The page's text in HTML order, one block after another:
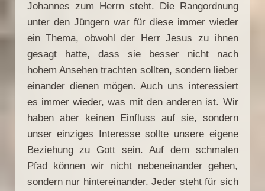
Johannes zum Herrn steht. Die Rangordnung
unter den Jüngern war für diese immer wieder
ein Thema, obwohl der Herr Jesus zu ihnen
gesagt hatte, dass sie besser nicht nach
hohem Ansehen trachten sollten, sondern lieber
einander dienen mögen. Auch uns interessiert
es immer wieder, was mit den anderen ist. Wir
haben aber keinen Einfluss auf sie, sondern
unser einziges Interesse sollte unsere eigene
Beziehung zu Gott sein. Auf dem schmalen
Pfad können wir nicht nebeneinander gehen,
sondern nur hintereinander. Jeder steht für sich